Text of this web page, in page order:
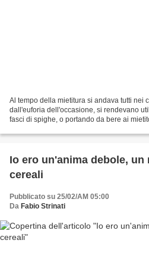
Al tempo della mietitura si andava tutti nei
dall'euforia dell'occasione, si rendevano
fasci di spighe, o portando da bere ai
Io ero un'anima debole, un
cereali
Pubblicato su 25/02/AM 05:00
Da Fabio Strinati